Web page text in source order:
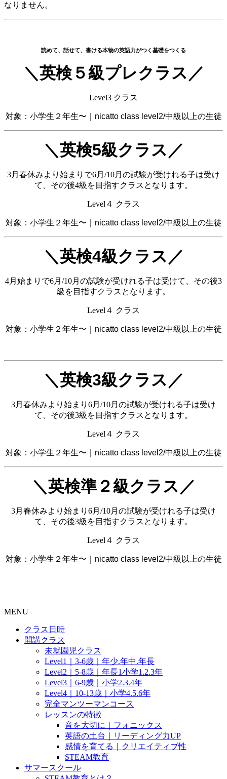
なりません。
読めて、話せて、書ける本物の英語力がつく基礎をつくる
＼英検５級プレクラス／
Level3 クラス
対象：小学生２年生〜｜nicatto class level2/中級以上の生徒
＼英検5級クラス／
3月春休みより始まりで6月/10月の試験が受けれる子は受け
て、その後4級を目指すクラスとなります。
Level４ クラス
対象：小学生２年生〜｜nicatto class level2/中級以上の生徒
＼英検4級クラス／
4月始まりで6月/10月の試験が受けれる子は受けて、その後3
級を目指すクラスとなります。
Level４ クラス
対象：小学生２年生〜｜nicatto class level2/中級以上の生徒
＼英検3級クラス／
3月春休みより始まり6月/10月の試験が受けれる子は受け
て、その後3級を目指すクラスとなります。
Level４ クラス
対象：小学生２年生〜｜nicatto class level2/中級以上の生徒
＼英検準２級クラス／
3月春休みより始まり6月/10月の試験が受けれる子は受け
て、その後3級を目指すクラスとなります。
Level４ クラス
対象：小学生２年生〜｜nicatto class level2/中級以上の生徒
MENU
クラス日時
開講クラス
未就園児クラス
Level1｜3-6歳｜年少.年中.年長
Level2｜5-8歳｜年長1小学1.2.3年
Level3｜6-9歳｜小学2.3.4年
Level4｜10-13歳｜小学4.5.6年
完全マンツーマンコース
レッスンの特徴
音を大切に｜フォニックス
英語の土台｜リーディング力UP
感情を育てる｜クリエイティブ性
STEAM教育
サマースクール